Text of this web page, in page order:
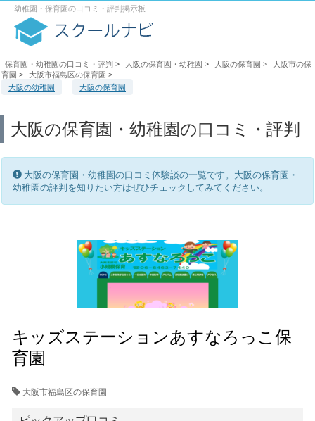
幼稚園・保育園の口コミ・評判掲示板
保育園・幼稚園の口コミ・評判 > 大阪の保育園・幼稚園 > 大阪の保育園 > 大阪市の保
育園 > 大阪市福島区の保育園 >
大阪の幼稚園
大阪の保育園
大阪の保育園・幼稚園の口コミ・評判
大阪の保育園・幼稚園の口コミ体験談の一覧です。大阪の保育園・
幼稚園の評判を知りたい方はぜひチェックしてみてください。
キッズステーションあすなろっこ保
育園
大阪市福島区の保育園